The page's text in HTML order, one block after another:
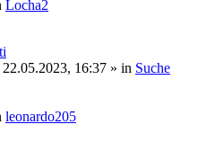
Locha2
22.05.2023, 16:37 » in Suche
leonardo205